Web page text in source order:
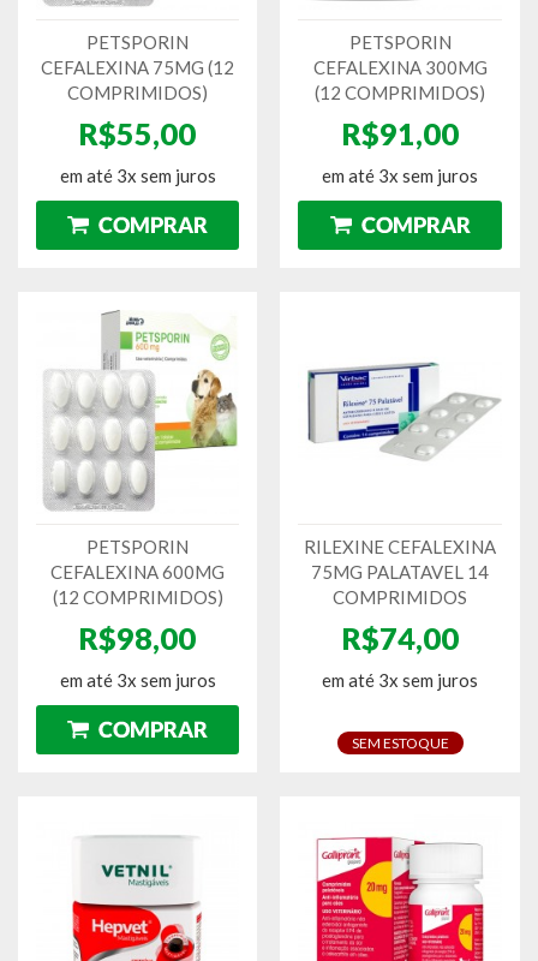
PETSPORIN
CEFALEXINA 75MG (12
COMPRIMIDOS)
R$55,00
em até 3x sem juros
PETSPORIN
CEFALEXINA 300MG
(12 COMPRIMIDOS)
R$91,00
em até 3x sem juros
PETSPORIN
CEFALEXINA 600MG
(12 COMPRIMIDOS)
R$98,00
em até 3x sem juros
RILEXINE CEFALEXINA
75MG PALATAVEL 14
COMPRIMIDOS
R$74,00
em até 3x sem juros
SEM ESTOQUE